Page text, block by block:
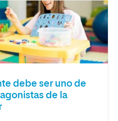
debe ser uno de
de la